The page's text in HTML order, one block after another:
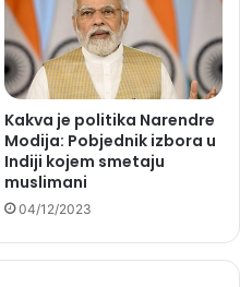
Kakva je politika Narendre
Modija: Pobjednik izbora u
Indiji kojem smetaju
muslimani
04/12/2023